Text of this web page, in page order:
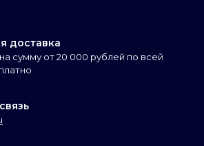
доставка
сумму от 20 000 рублей по всей